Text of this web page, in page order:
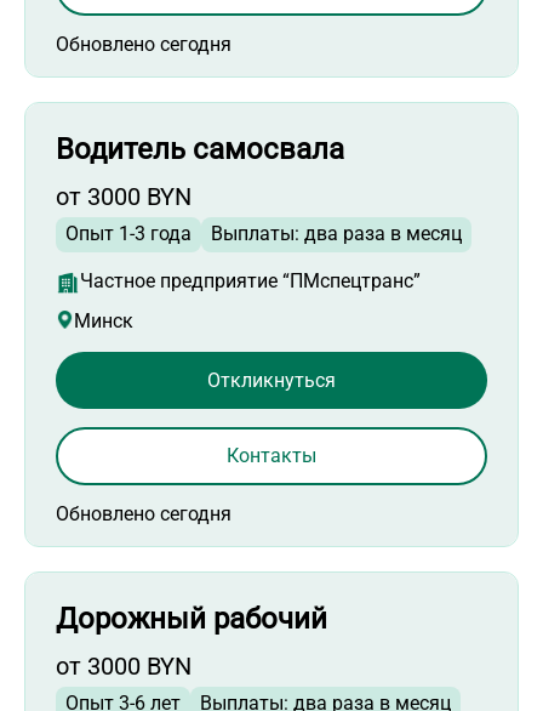
Обновлено сегодня
Водитель самосвала
от 3000 BYN
Опыт 1-3 года Выплаты: два раза в месяц
Частное предприятие “ПМспецтранс”
Минск
Обновлено сегодня
Откликнуться
Контакты
Дорожный рабочий
от 3000 BYN
Опыт 3-6 лет Выплаты: два раза в месяц